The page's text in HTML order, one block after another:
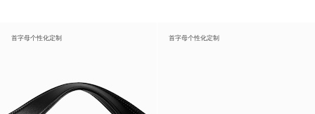
首字母个性化定制 首字母个性化定制